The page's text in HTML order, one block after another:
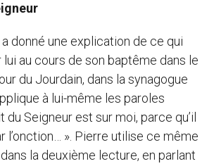
donné une explication de ce qui
lui au cours de son baptême dans le
du Jourdain, dans la synagogue
à lui-même les paroles
du Seigneur est sur moi, parce qu’il
l’onction… ». Pierre utilise ce même
la deuxième lecture, en parlant